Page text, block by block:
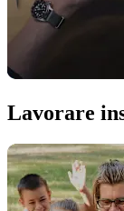
Lavorare